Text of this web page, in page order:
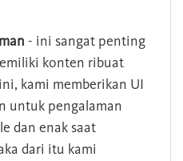
- ini sangat penting
konten ribuat
kami memberikan UI
untuk pengalaman
dan enak saat
dari itu kami